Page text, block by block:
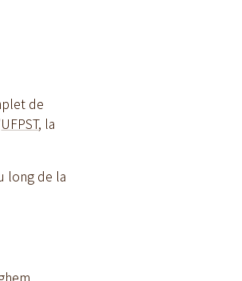
de
UFPST, la
long de la